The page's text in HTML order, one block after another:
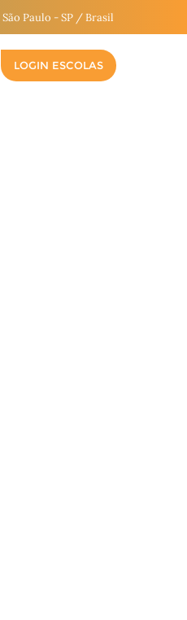
São Paulo - SP / Brasil
LOGIN ESCOLAS